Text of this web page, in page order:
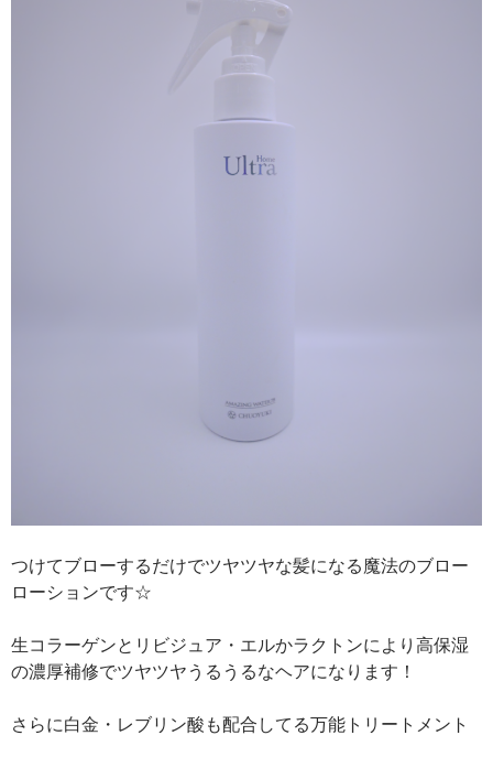
つけてブローするだけでツヤツヤな髪になる魔法のブロー
ローションです☆
生コラーゲンとリビジュア・エルかラクトンにより高保湿
の濃厚補修でツヤツヤうるうるなヘアになります！
さらに白金・レブリン酸も配合してる万能トリートメント